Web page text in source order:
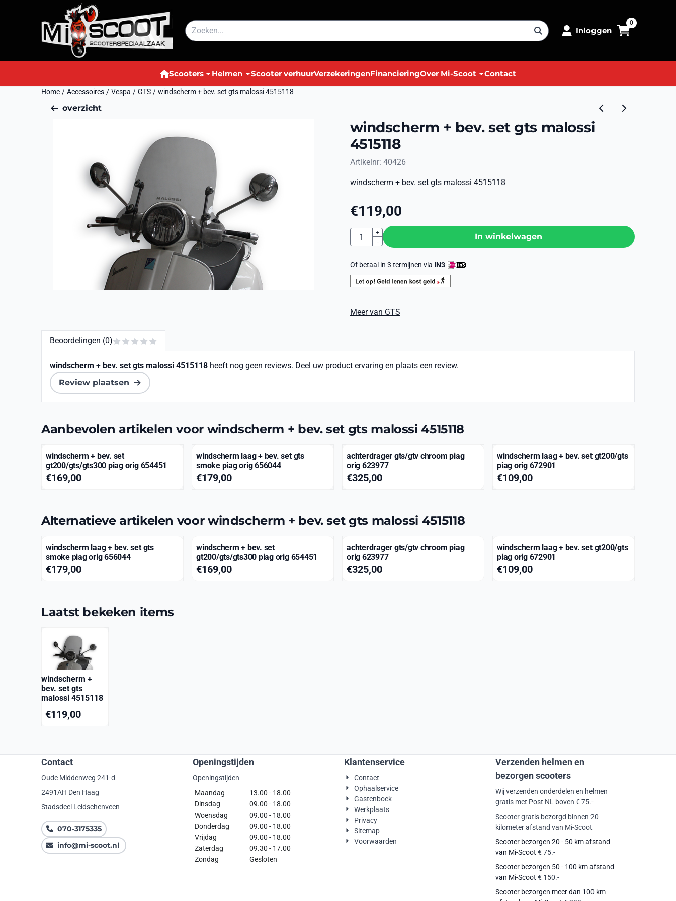
Cookievoorkeuren zijn momenteel gesloten.
Zoeken
Inloggen
0
Scooters Helmen Scooter verhuurVerzekeringenFinancieringOver Mi-Scoot Contact
Home / Accessoires / Vespa / GTS / windscherm + bev. set gts malossi 4515118
overzicht
windscherm + bev. set gts malossi
4515118
Artikelnr: 40426
windscherm + bev. set gts malossi 4515118
€119,00
Aantal
+
-
In winkelwagen
Of betaal in 3 termijnen via IN3
Meer van GTS
Beoordelingen (0)
windscherm + bev. set gts malossi 4515118 heeft nog geen reviews. Deel uw product ervaring en plaats een review.
Review plaatsen
Aanbevolen artikelen voor windscherm + bev. set gts malossi 4515118
windscherm + bev. set
gt200/gts/gts300 piag orig 654451
Prijs: 169,00
€169,00
windscherm laag + bev. set gts
smoke piag orig 656044
Prijs: 179,00
€179,00
achterdrager gts/gtv chroom piag
orig 623977
Prijs: 325,00
€325,00
windscherm laag + bev. set gt200/gts
piag orig 672901
Prijs: 109,00
€109,00
Alternatieve artikelen voor windscherm + bev. set gts malossi 4515118
windscherm laag + bev. set gts
smoke piag orig 656044
Prijs: 179,00
€179,00
windscherm + bev. set
gt200/gts/gts300 piag orig 654451
Prijs: 169,00
€169,00
achterdrager gts/gtv chroom piag
orig 623977
Prijs: 325,00
€325,00
windscherm laag + bev. set gt200/gts
piag orig 672901
Prijs: 109,00
€109,00
Laatst bekeken items
windscherm +
bev. set gts
malossi 4515118
€119,00
Contact
Oude Middenweg 241-d
2491AH Den Haag
Stadsdeel Leidschenveen
070-3175335
info@mi-scoot.nl
Openingstijden
Openingstijden
Maandag
13.00 - 18.00
Dinsdag
09.00 - 18.00
Woensdag
09.00 - 18.00
Donderdag
09.00 - 18.00
Vrijdag
09.00 - 18.00
Zaterdag
09.30 - 17.00
Zondag
Gesloten
Klantenservice
Contact
Ophaalservice
Gastenboek
Werkplaats
Privacy
Sitemap
Voorwaarden
Verzenden helmen en
bezorgen scooters
Wij verzenden onderdelen en helmen
gratis met Post NL boven € 75.-
Scooter gratis bezorgd binnen 20
kilometer afstand van Mi-Scoot
Scooter bezorgen 20 - 50 km afstand
van Mi-Scoot € 75.-
Scooter bezorgen 50 - 100 km afstand
van Mi-Scoot € 150.-
Scooter bezorgen meer dan 100 km